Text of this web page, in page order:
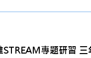
STREAM專題研習